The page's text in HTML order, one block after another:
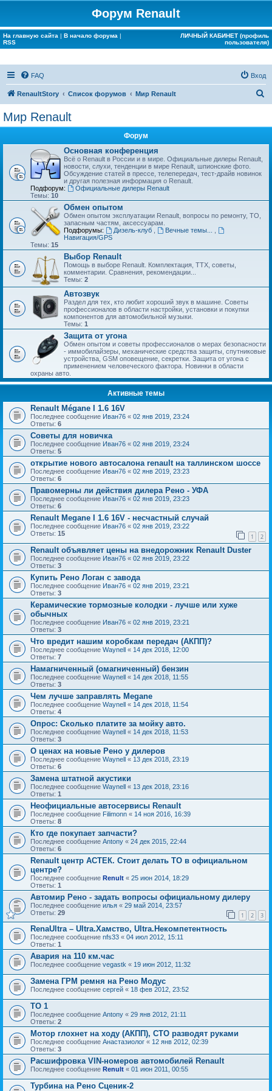
Форум Renault
На главную сайта | В начало форума |
RSS
ЛИЧНЫЙ КАБИНЕТ (профиль
пользователя)
FAQ Вход
RenaultStory Список форумов Мир Renault
Мир Renault
Форум
Основная конференция
Всё о Renault в России и в мире. Официальные дилеры Renault,
новости, слухи, тенденции в мире Renault, шпионские фото.
Обсуждение статей в прессе, телепередач, тест-драйв новинок
и другая полезная информация о Renault.
Подфорум:
Официальные дилеры Renault
Темы: 10
Обмен опытом
Обмен опытом эксплуатации Renault, вопросы по ремонту, ТО,
запасным частям, аксессуарам.
Подфорумы:
Дизель-клуб Вечные темы...
Навигация/GPS
Темы: 15
Выбор Renault
Помощь в выборе Renault. Комплектация, ТТХ, советы,
комментарии. Сравнения, рекомендации...
Темы: 2
Автозвук
Раздел для тех, кто любит хороший звук в машине. Советы
профессионалов в области настройки, установки и покупки
компонентов для автомобильной музыки.
Темы: 1
Защита от угона
Обмен опытом и советы профессионалов о мерах безопасности
- иммобилайзеры, механические средства защиты, спутниковые
устройства, GSM оповещение, секретки. Защита от угона с
применением человеческого фактора. Новинки в области
охраны авто.
Активные темы
Renault Mégane I 1.6 16V
Последнее сообщение Иван76 « 02 янв 2019, 23:24
Ответы: 6
Советы для новичка
Последнее сообщение Иван76 « 02 янв 2019, 23:24
Ответы: 5
открытие нового автосалона renault на таллинском шоссе
Последнее сообщение Иван76 « 02 янв 2019, 23:23
Ответы: 6
Правомерны ли действия дилера Рено - УФА
Последнее сообщение Иван76 « 02 янв 2019, 23:23
Ответы: 6
Renault Megane I 1.6 16V - несчастный случай
Последнее сообщение Иван76 « 02 янв 2019, 23:22
Ответы: 15 1 2
Renault объявляет цены на внедорожник Renault Duster
Последнее сообщение Иван76 « 02 янв 2019, 23:22
Ответы: 3
Купить Рено Логан с завода
Последнее сообщение Иван76 « 02 янв 2019, 23:21
Ответы: 3
Керамические тормозные колодки - лучше или хуже
обычных
Последнее сообщение Иван76 « 02 янв 2019, 23:21
Ответы: 3
Что вредит нашим коробкам передач (АКПП)?
Последнее сообщение Waynell « 14 дек 2018, 12:00
Ответы: 7
Намагниченный (омагниченный) бензин
Последнее сообщение Waynell « 14 дек 2018, 11:55
Ответы: 3
Чем лучше заправлять Megane
Последнее сообщение Waynell « 14 дек 2018, 11:54
Ответы: 4
Опрос: Сколько платите за мойку авто.
Последнее сообщение Waynell « 14 дек 2018, 11:53
Ответы: 3
О ценах на новые Рено у дилеров
Последнее сообщение Waynell « 13 дек 2018, 23:19
Ответы: 6
Замена штатной акустики
Последнее сообщение Waynell « 13 дек 2018, 23:16
Ответы: 1
Неофициальные автосервисы Renault
Последнее сообщение Filimonn « 14 ноя 2016, 16:39
Ответы: 8
Кто где покупает запчасти?
Последнее сообщение Antony « 24 дек 2015, 22:44
Ответы: 6
Renault центр АСТЕК. Стоит делать ТО в официальном
центре?
Последнее сообщение Renult « 25 июн 2014, 18:29
Ответы: 1
Автомир Рено - задать вопросы официальному дилеру
Последнее сообщение илья « 29 май 2014, 23:57
Ответы: 29 1 2 3
RenaUltra – Ultra.Хамство, Ultra.Некомпетентность
Последнее сообщение nfs33 « 04 июл 2012, 15:11
Ответы: 1
Авария на 110 км.час
Последнее сообщение vegastk « 19 июн 2012, 11:32
Замена ГРМ ремня на Рено Модус
Последнее сообщение сергей « 18 фев 2012, 23:52
ТО 1
Последнее сообщение Antony « 29 янв 2012, 21:11
Ответы: 2
Мотор глохнет на ходу (АКПП), СТО разводят руками
Последнее сообщение Анастазиолог « 12 янв 2012, 02:39
Ответы: 3
Расшифровка VIN-номеров автомобилей Renault
Последнее сообщение Renult « 01 июн 2011, 00:55
Турбина на Рено Сценик-2